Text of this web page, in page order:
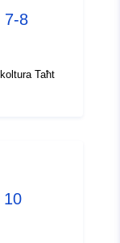
nl
7-8
Taħt
10